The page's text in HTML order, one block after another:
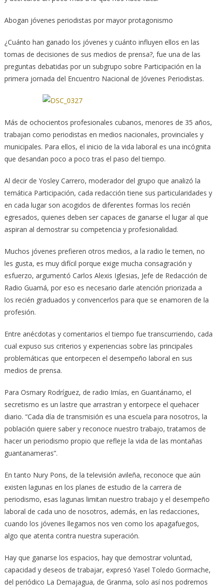
Abogan jóvenes periodistas por mayor protagonismo
¿Cuánto han ganado los jóvenes y cuánto influyen ellos en las
tomas de decisiones de sus medios de prensa?, fue una de las
preguntas debatidas por un subgrupo sobre Participación en la
primera jornada del Encuentro Nacional de Jóvenes Periodistas.
Más de ochocientos profesionales cubanos, menores de 35 años,
trabajan como periodistas en medios nacionales, provinciales y
municipales. Para ellos, el inicio de la vida laboral es una incógnita
que desandan poco a poco tras el paso del tiempo.
Al decir de Yosley Carrero, moderador del grupo que analizó la
temática Participación, cada redacción tiene sus particularidades y
en cada lugar son acogidos de diferentes formas los recién
egresados, quienes deben ser capaces de ganarse el lugar al que
aspiran al demostrar su competencia y profesionalidad.
Muchos jóvenes prefieren otros medios, a la radio le temen, no
les gusta, es muy difícil porque exige mucha consagración y
esfuerzo, argumentó Carlos Alexis Iglesias, Jefe de Redacción de
Radio Guamá, por eso es necesario darle atención priorizada a
los recién graduados y convencerlos para que se enamoren de la
profesión.
Entre anécdotas y comentarios el tiempo fue transcurriendo, cada
cual expuso sus criterios y experiencias sobre las principales
problemáticas que entorpecen el desempeño laboral en sus
medios de prensa.
Para Osmary Rodríguez, de radio Imías, en Guantánamo, el
secretismo es un lastre que arrastran y entorpece el quehacer
diario. “Cada día de transmisión es una escuela para nosotros, la
población quiere saber y reconoce nuestro trabajo, tratamos de
hacer un periodismo propio que refleje la vida de las montañas
guantanameras”.
En tanto Nury Pons, de la televisión avileña, reconoce que aún
existen lagunas en los planes de estudio de la carrera de
periodismo, esas lagunas limitan nuestro trabajo y el desempeño
laboral de cada uno de nosotros, además, en las redacciones,
cuando los jóvenes llegamos nos ven como los apagafuegos,
algo que atenta contra nuestra superación.
Hay que ganarse los espacios, hay que demostrar voluntad,
capacidad y deseos de trabajar, expresó Yasel Toledo Gormache,
del periódico La Demajagua, de Granma, solo así nos podremos